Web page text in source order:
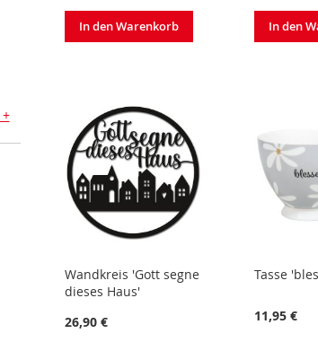
In den Warenkorb In den
Wandkreis 'Gott segne
dieses Haus'
26,90 €
Tasse
11,95 €